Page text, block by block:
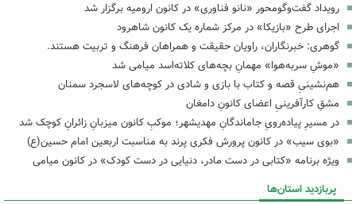
رویداد گفت‌وگومحور «نانو فناوری» در کانون ارومیه برگزار شد
اجرای طرح «بازیکا» در مرکز شماره یک کانون شاهرود
گوهری: خبرنگاران، راویان حقیقت و همراهان فرهنگ و تربیت هستند.
«موشِ سربه‌هوا» مهمانِ بچه‌های کلاته‌اسد میامی شد
هم‌نشینیِ قصه و کتاب با بازی و شادی در کوچه‌های لاسجرد سمنان
مشقِ کارآفرینیِ اعضای کانونِ دامغان
در مسیرِ پیاده‌رویِ جاماندگانِ مهدیشهر؛ موکبِ کانون میزبانِ زائرانِ کوچک شد
«بوی سیب» در کانون پرورش فکری پرند به مناسبت اربعین امام حسین(ع)
ویژه برنامه «کتابی در دست مادر، دنیایی در دست کودک» در کانون میامی
پربازدید استان‌ها